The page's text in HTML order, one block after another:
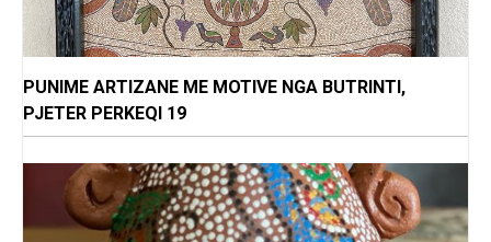
PUNIME ARTIZANE ME MOTIVE NGA BUTRINTI,
PJETER PERKEQI 19